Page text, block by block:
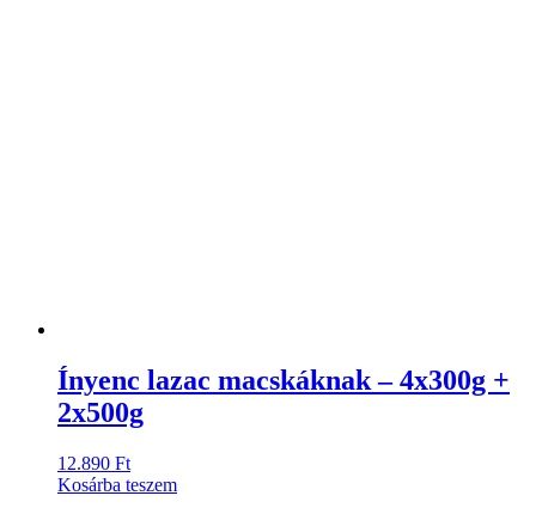
Ínyenc lazac macskáknak – 4x300g +
2x500g
12.890 Ft
Kosárba teszem